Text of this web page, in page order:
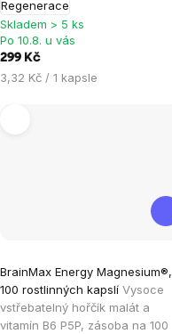
Regenerace
5
hvězdiček.
Skladem > 5 ks
Po 10.8. u vás
299 Kč
Měrná
3,32 Kč / 1 kapsle
BrainMax Energy Magnesium®,
100 rostlinných kapslí Vysoce
vstřebatelný hořčík malát a
vitamín B6 P5P, zásoba na 100
hodnocení
produktu
je